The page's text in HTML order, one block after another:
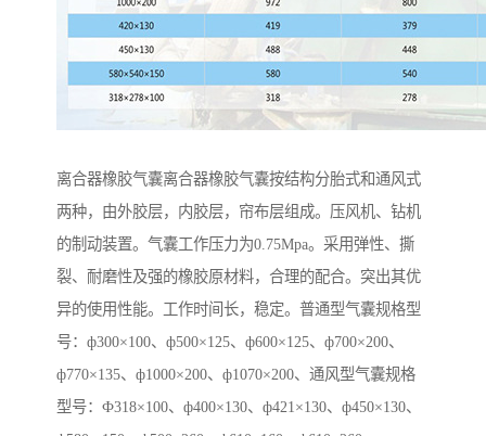
离合器橡胶气囊离合器橡胶气囊按结构分胎式和通风式
两种，由外胶层，内胶层，帘布层组成。压风机、钻机
的制动装置。气囊工作压力为0.75Mpa。采用弹性、撕
裂、耐磨性及强的橡胶原材料，合理的配合。突出其优
异的使用性能。工作时间长，稳定。普通型气囊规格型
号：ф300×100、ф500×125、ф600×125、ф700×200、
ф770×135、ф1000×200、ф1070×200、通风型气囊规格
型号：Ф318×100、ф400×130、ф421×130、ф450×130、